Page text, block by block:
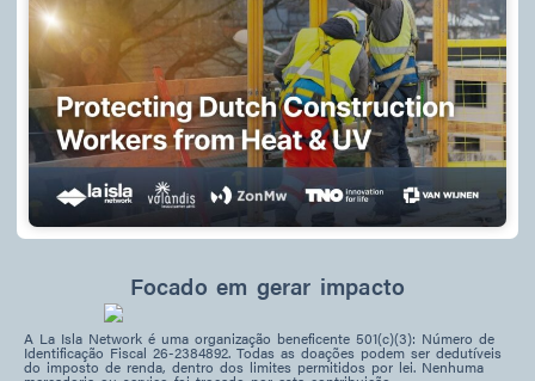
Focado em gerar impacto
A La Isla Network é uma organização beneficente 501(c)(3): Número de
Identificação Fiscal 26-2384892. Todas as doações podem ser dedutíveis
do imposto de renda, dentro dos limites permitidos por lei. Nenhuma
ES